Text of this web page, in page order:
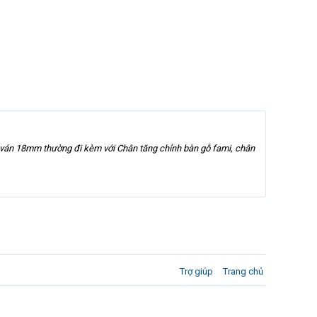
18mm thường đi kèm với Chân tăng chỉnh bàn gỗ fami, chân
Trợ giúp Trang chủ